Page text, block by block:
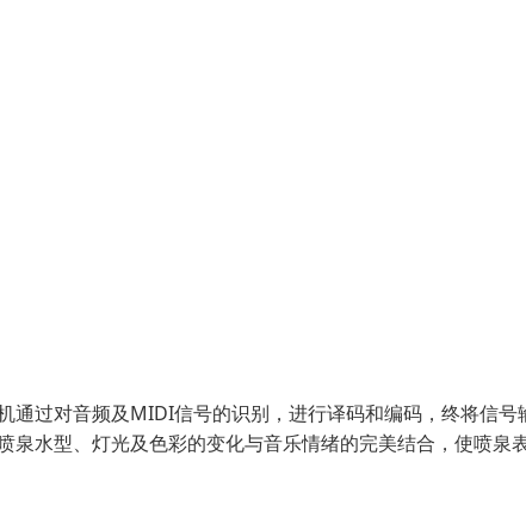
通过对音频及MIDI信号的识别，进行译码和编码，终将信号
水型、灯光及色彩的变化与音乐情绪的完美结合，使喷泉